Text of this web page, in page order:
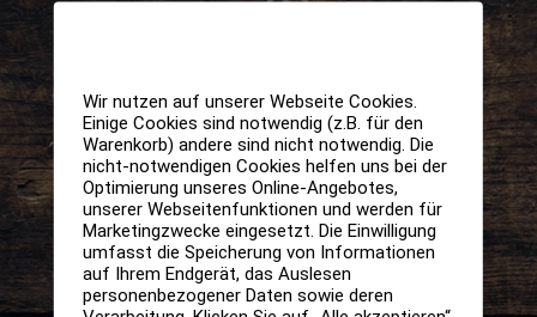
Wir nutzen auf unserer Webseite Cookies.
Einige Cookies sind notwendig (z.B. für den
Warenkorb) andere sind nicht notwendig. Die
nicht-notwendigen Cookies helfen uns bei der
Optimierung unseres Online-Angebotes,
unserer Webseitenfunktionen und werden für
Marketingzwecke eingesetzt. Die Einwilligung
umfasst die Speicherung von Informationen
auf Ihrem Endgerät, das Auslesen
personenbezogener Daten sowie deren